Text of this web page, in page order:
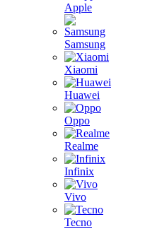
Apple
Samsung
Xiaomi
Huawei
Oppo
Realme
Infinix
Vivo
Tecno